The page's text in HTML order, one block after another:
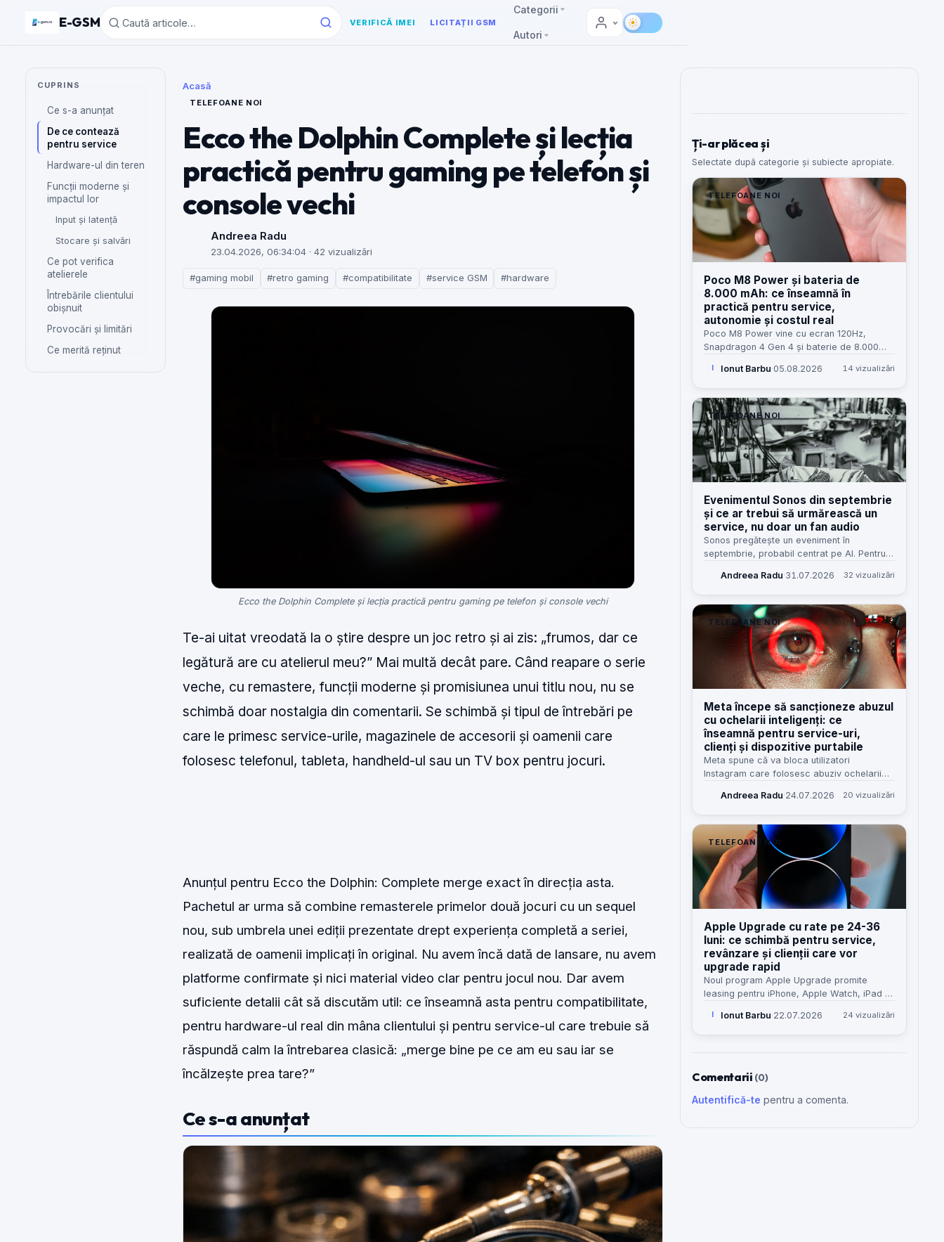
E-GSM VERIFICĂ IMEI LICITAȚII GSM
Categorii
Autori
CUPRINS
Ce s-a anunțat
De ce contează
pentru service
Hardware-ul din teren
Funcții moderne și
impactul lor
Input și latență
Stocare și salvări
Ce pot verifica
atelierele
Întrebările clientului
obișnuit
Provocări și limitări
Ce merită reținut
Acasă
TELEFOANE NOI
Ecco the Dolphin Complete și lecția
practică pentru gaming pe telefon și
console vechi
Andreea Radu
23.04.2026, 06:34:04 · 42 vizualizări
#gaming mobil #retro gaming #compatibilitate #service GSM #hardware
Ecco the Dolphin Complete și lecția practică pentru gaming pe telefon și console vechi
Te-ai uitat vreodată la o știre despre un joc retro și ai zis: „frumos, dar ce
legătură are cu atelierul meu?” Mai multă decât pare. Când reapare o serie
veche, cu remastere, funcții moderne și promisiunea unui titlu nou, nu se
schimbă doar nostalgia din comentarii. Se schimbă și tipul de întrebări pe
care le primesc service-urile, magazinele de accesorii și oamenii care
folosesc telefonul, tableta, handheld-ul sau un TV box pentru jocuri.
Anunțul pentru Ecco the Dolphin: Complete merge exact în direcția asta.
Pachetul ar urma să combine remasterele primelor două jocuri cu un sequel
nou, sub umbrela unei ediții prezentate drept experiența completă a seriei,
realizată de oamenii implicați în original. Nu avem încă dată de lansare, nu avem
platforme confirmate și nici material video clar pentru jocul nou. Dar avem
suficiente detalii cât să discutăm util: ce înseamnă asta pentru compatibilitate,
pentru hardware-ul real din mâna clientului și pentru service-ul care trebuie să
răspundă calm la întrebarea clasică: „merge bine pe ce am eu sau iar se
încălzește prea tare?”
Ce s-a anunțat
Ți-ar plăcea și
Selectate după categorie și subiecte apropiate.
TELEFOANE NOI
Poco M8 Power și bateria de
8.000 mAh: ce înseamnă în
practică pentru service,
autonomie și costul real
Poco M8 Power vine cu ecran 120Hz,
Snapdragon 4 Gen 4 și baterie de 8.000
se traduce asta în uz, service și valoare
I Ionut Barbu·05.08.2026 14 vizualizări
TELEFOANE NOI
Evenimentul Sonos din septembrie
și ce ar trebui să urmărească un
service, nu doar un fan audio
Sonos pregătește un eveniment în
septembrie, probabil centrat pe AI. Pentru
practică: ecosistem, rețea, update-uri,
Andreea Radu·31.07.2026 32 vizualizări
TELEFOANE NOI
Meta începe să sancționeze abuzul
cu ochelarii inteligenți: ce
înseamnă pentru service-uri,
clienți și dispozitive purtabile
Meta spune că va bloca utilizatori
Instagram care folosesc abuziv ochelarii
contează mai mult decât pare: hardware
la clienți.
Andreea Radu·24.07.2026 20 vizualizări
TELEFOANE NOI
Apple Upgrade cu rate pe 24-36
luni: ce schimbă pentru service,
revânzare și clienții care vor
upgrade rapid
Noul program Apple Upgrade promite
leasing pentru iPhone, Apple Watch, iPad și
e alta: reparații, uzură, valoare de retur și
I Ionut Barbu·22.07.2026 24 vizualizări
Comentarii (0)
Autentifică-te pentru a comenta.